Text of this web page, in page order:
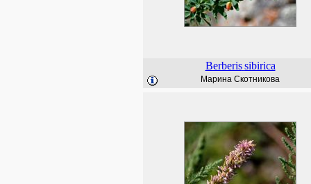
Berberis sibirica
Марина Скотникова